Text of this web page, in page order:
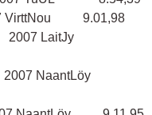
9.01,98
LaitJy
NaantLöy